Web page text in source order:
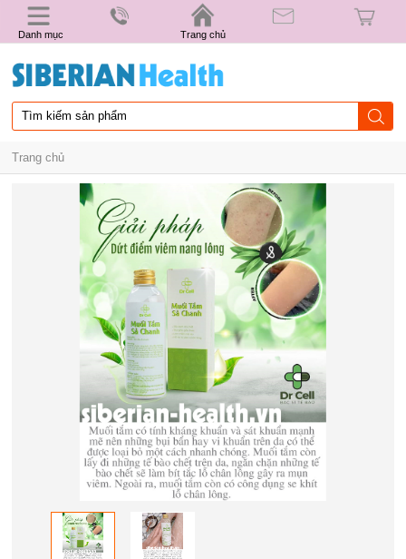
Danh mục Trang chủ
Trang chủ